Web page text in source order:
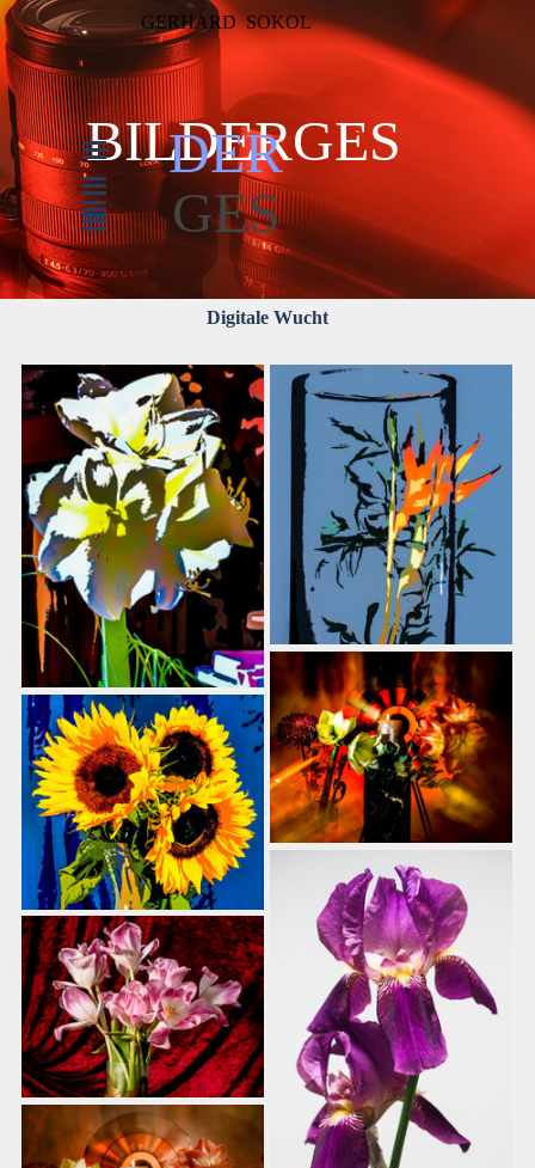
Direkt zum Seiteninhalt
BILDERGES
DER
Menü überspringen
GERHARD  SOKOL
Menü überspringen
Menü überspringen
GES
Menü überspringen
Menü überspringen
Menü überspringen
Digitale Wucht